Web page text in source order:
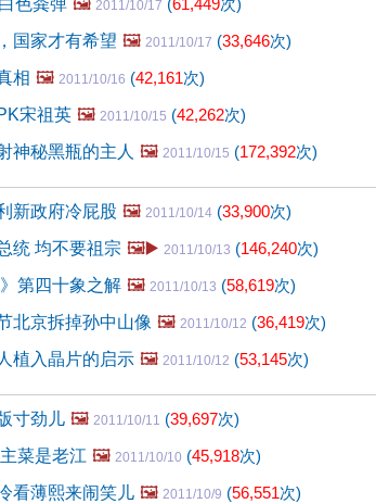
色粪弹 🖼️ 2011/10/17 (61,449次)
国家才有希望 🖼️ 2011/10/17 (33,646次)
相 🖼️ 2011/10/16 (42,161次)
宋祖英 🖼️ 2011/10/15 (42,262次)
神秘黑瓶的主人 🖼️ 2011/10/15 (172,392次)
新政府冷屁股 🖼️ 2011/10/14 (33,900次)
统 均不要祖宗 🖼️▶️ 2011/10/13 (146,240次)
第四十象之解 🖼️ 2011/10/13 (58,619次)
北京拆掉孙中山像 🖼️ 2011/10/12 (36,419次)
植入晶片的启示 🖼️ 2011/10/12 (53,145次)
寸劲儿 🖼️ 2011/10/11 (39,697次)
菜是老江 🖼️ 2011/10/10 (45,918次)
看薄熙来闹笑儿 🖼️ 2011/10/9 (56,551次)